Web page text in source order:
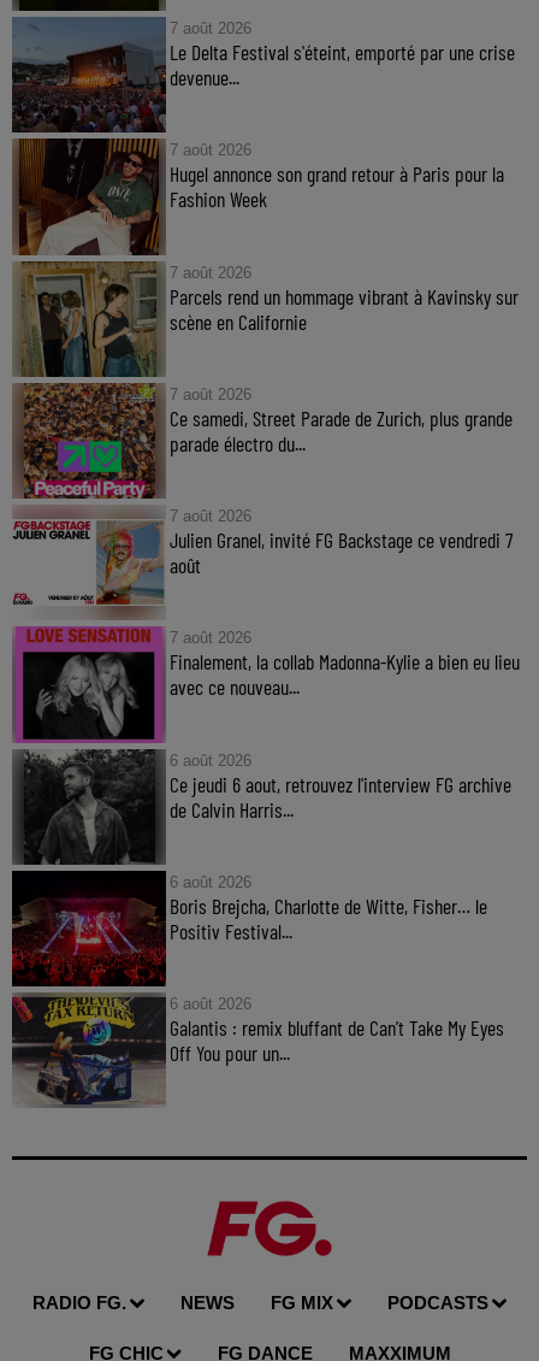
7 août 2026
Le Delta Festival s'éteint, emporté par une crise
devenue...
7 août 2026
Hugel annonce son grand retour à Paris pour la
Fashion Week
7 août 2026
Parcels rend un hommage vibrant à Kavinsky sur
scène en Californie
7 août 2026
Ce samedi, Street Parade de Zurich, plus grande
parade électro du...
7 août 2026
Julien Granel, invité FG Backstage ce vendredi 7
août
7 août 2026
Finalement, la collab Madonna-Kylie a bien eu lieu
avec ce nouveau...
6 août 2026
Ce jeudi 6 aout, retrouvez l'interview FG archive
de Calvin Harris...
6 août 2026
Boris Brejcha, Charlotte de Witte, Fisher… le
Positiv Festival...
6 août 2026
Galantis : remix bluffant de Can’t Take My Eyes
Off You pour un...
RADIO FG. NEWS FG MIX PODCASTS
FG CHIC FG DANCE MAXXIMUM